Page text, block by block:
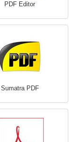
PDF Editor
Sumatra PDF